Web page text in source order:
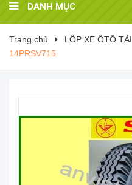
DANH MỤC
Trang chủ LỐP XE ÔTÔ TẢI
14PRSV715